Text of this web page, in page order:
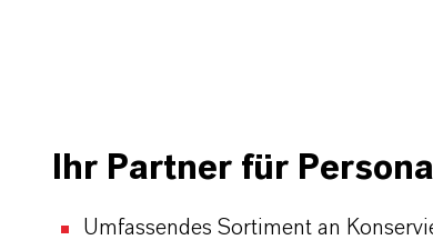
Ihr Partner für
Umfassendes Sortiment an